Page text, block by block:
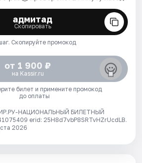
адмитад
Скопировать
Скопируйте промокод
от 1 900 ₽
на Kassir.ru
билет и примените промокод
до оплаты
НАЦИОНАЛЬНЫЙ БИЛЕТНЫЙ
erid: 25H8d7vbP8SRTvHZrUcdLB.
2026